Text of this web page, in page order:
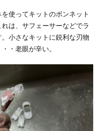
使ってキットのボンネット
は、サフェーサーなどでラ
小さなキットに鋭利な刃物
・老眼が辛い。